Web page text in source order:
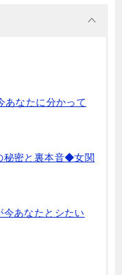
あなたに分かって
秘密と裏本音◆女関
今あなたとシたい